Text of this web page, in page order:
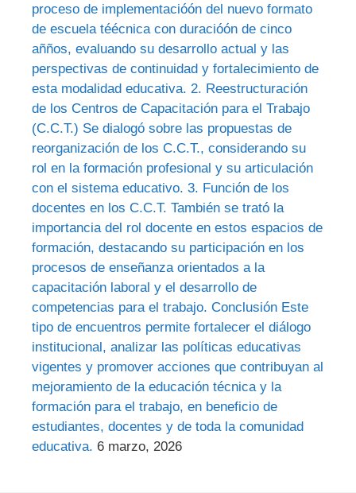
proceso de implementacióón del nuevo formato
de escuela téécnica con duracióón de cinco
añños, evaluando su desarrollo actual y las
perspectivas de continuidad y fortalecimiento de
esta modalidad educativa. 2. Reestructuración
de los Centros de Capacitación para el Trabajo
(C.C.T.) Se dialogó sobre las propuestas de
reorganización de los C.C.T., considerando su
rol en la formación profesional y su articulación
con el sistema educativo. 3. Función de los
docentes en los C.C.T. También se trató la
importancia del rol docente en estos espacios de
formación, destacando su participación en los
procesos de enseñanza orientados a la
capacitación laboral y el desarrollo de
competencias para el trabajo. Conclusión Este
tipo de encuentros permite fortalecer el diálogo
institucional, analizar las políticas educativas
vigentes y promover acciones que contribuyan al
mejoramiento de la educación técnica y la
formación para el trabajo, en beneficio de
estudiantes, docentes y de toda la comunidad
educativa. 6 marzo, 2026